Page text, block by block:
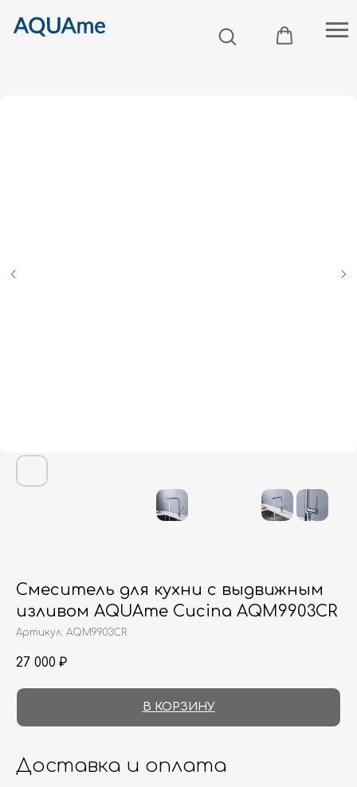
Смеситель для кухни с выдвижным
изливом AQUAme Cucina AQM9903CR
Артикул: AQM9903CR
27 000 ₽
В КОРЗИНУ
Доставка и оплата